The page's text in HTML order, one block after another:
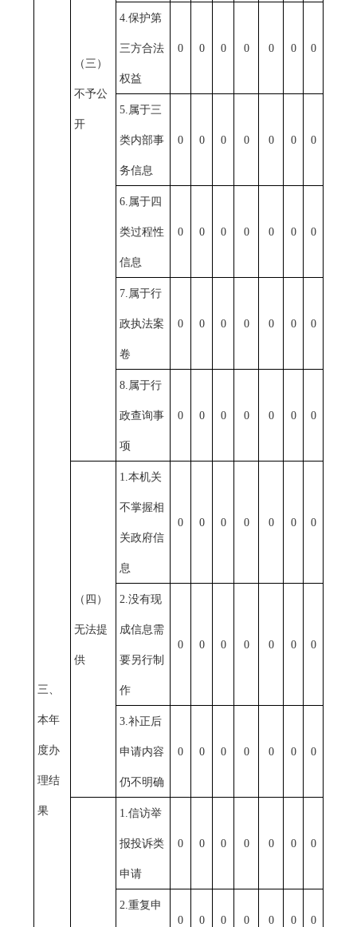
三、
本年
度办
理结
果
（三）
不予公
开
4. 保护第
三方合法
权益
0 0 0 0 0 0 0
5. 属于三
类内部事
务信息
0 0 0 0 0 0 0
6. 属于四
类过程性
信息
0 0 0 0 0 0 0
7. 属于行
政执法案
卷
0 0 0 0 0 0 0
8. 属于行
政查询事
项
0 0 0 0 0 0 0
（四）
无法提
供
1. 本机关
不掌握相
关政府信
息
0 0 0 0 0 0 0
2. 没有现
成信息需
要另行制
作
0 0 0 0 0 0 0
3. 补正后
申请内容
仍不明确
0 0 0 0 0 0 0
1. 信访举
报投诉类
申请
0 0 0 0 0 0 0
2. 重复申
0 0 0 0 0 0 0